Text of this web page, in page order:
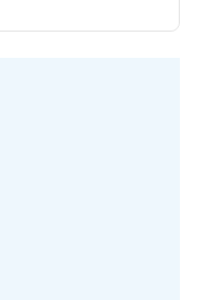
al zijn facetten.